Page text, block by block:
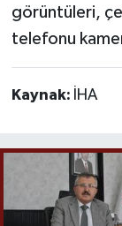
görüntüleri,
telefonu
Kaynak: İHA